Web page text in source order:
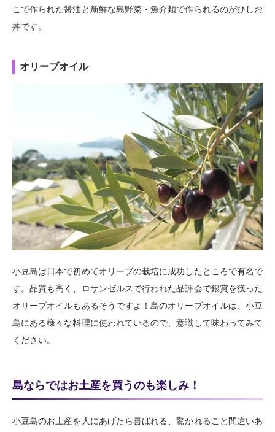
こで作られた醤油と新鮮な島野菜・魚介類で作られるのがひしお
丼です。
オリーブオイル
小豆島は日本で初めてオリーブの栽培に成功したところで有名で
す。品質も高く、ロサンゼルスで行われた品評会で銀賞を獲った
オリーブオイルもあるそうですよ！島のオリーブオイルは、小豆
島にある様々な料理に使われているので、意識して味わってみて
ください。
島ならではお土産を買うのも楽しみ！
小豆島のお土産を人にあげたら喜ばれる、驚かれること間違いあ